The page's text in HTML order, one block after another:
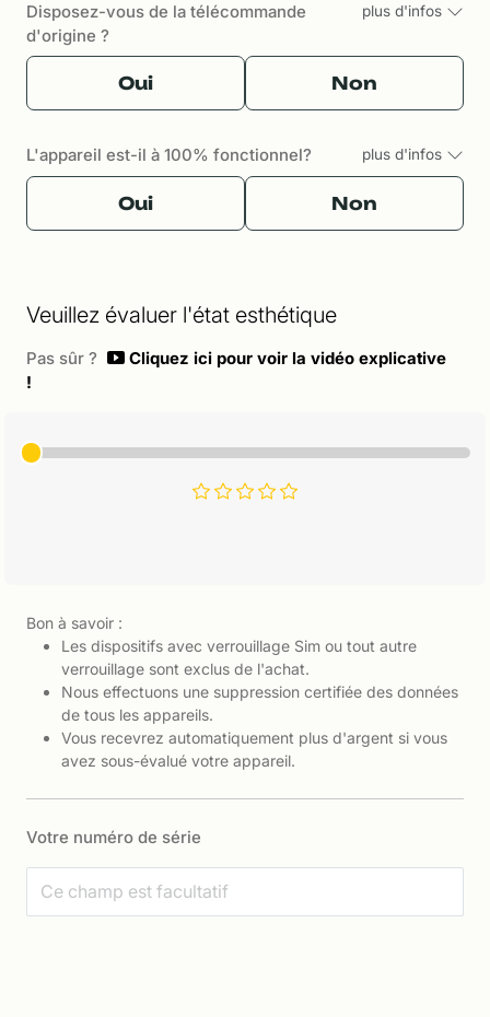
Disposez-vous de la télécommande
d'origine ?
plus d'infos
Oui Non
L'appareil est-il à 100% fonctionnel? plus d'infos
Oui Non
Veuillez évaluer l'état esthétique
Pas sûr ?
Cliquez ici pour voir la vidéo explicative
!
Bon à savoir :
Les dispositifs avec verrouillage Sim ou tout autre
verrouillage sont exclus de l'achat.
Nous effectuons une suppression certifiée des données
de tous les appareils.
Vous recevrez automatiquement plus d'argent si vous
avez sous-évalué votre appareil.
Votre numéro de série